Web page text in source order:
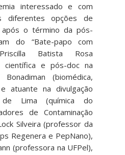
interessado e com
diferentes opções de
o término da pós-
do “Bate-papo com
Batista Rosa
científica e pós-doc na
(biomédica,
atuante na divulgação
Lima (química do
de Contaminação
Silveira (professor da
Regenera e PepNano),
(professora na UFPel),